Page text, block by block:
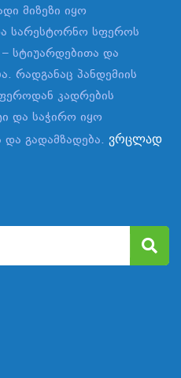
მიზეზი იყო
სარესტორნო სფეროს
სტიუარდებითა და
რადგანაც პანდემიის
კადრების
და საჭირო იყო
გადამზადება. ვრცლად